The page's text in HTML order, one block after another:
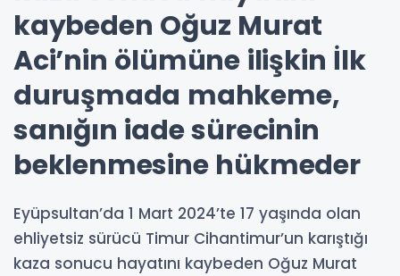
kaybeden Oğuz Murat
Aci’nin ölümüne ilişkin İlk
duruşmada mahkeme,
sanığın iade sürecinin
beklenmesine hükmeder
Eyüpsultan’da 1 Mart 2024’te 17 yaşında olan
ehliyetsiz sürücü Timur Cihantimur’un karıştığı
kaza sonucu hayatını kaybeden Oğuz Murat